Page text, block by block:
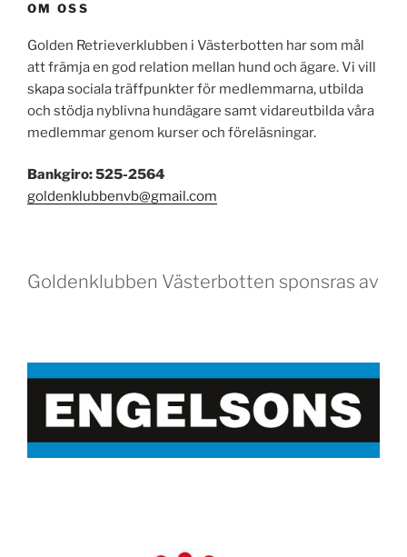
OM OSS
Golden Retrieverklubben i Västerbotten har som mål
att främja en god relation mellan hund och ägare. Vi vill
skapa sociala träffpunkter för medlemmarna, utbilda
och stödja nyblivna hundägare samt vidareutbilda våra
medlemmar genom kurser och föreläsningar.
Bankgiro: 525-2564
goldenklubbenvb@gmail.com
Goldenklubben Västerbotten sponsras av